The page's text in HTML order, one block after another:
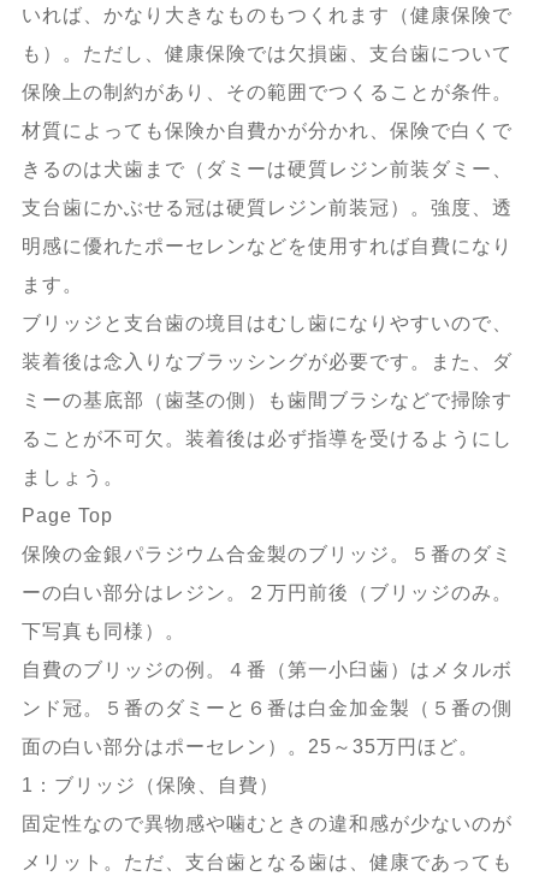
いれば、かなり大きなものもつくれます（健康保険で
も）。ただし、健康保険では欠損歯、支台歯について
保険上の制約があり、その範囲でつくることが条件。
材質によっても保険か自費かが分かれ、保険で白くで
きるのは犬歯まで（ダミーは硬質レジン前装ダミー、
支台歯にかぶせる冠は硬質レジン前装冠）。強度、透
明感に優れたポーセレンなどを使用すれば自費になり
ます。
ブリッジと支台歯の境目はむし歯になりやすいので、
装着後は念入りなブラッシングが必要です。また、ダ
ミーの基底部（歯茎の側）も歯間ブラシなどで掃除す
ることが不可欠。装着後は必ず指導を受けるようにし
ましょう。
Page Top
保険の金銀パラジウム合金製のブリッジ。５番のダミ
ーの白い部分はレジン。２万円前後（ブリッジのみ。
下写真も同様）。
自費のブリッジの例。４番（第一小臼歯）はメタルボ
ンド冠。５番のダミーと６番は白金加金製（５番の側
面の白い部分はポーセレン）。25～35万円ほど。
1：ブリッジ（保険、自費）
固定性なので異物感や噛むときの違和感が少ないのが
メリット。ただ、支台歯となる歯は、健康であっても